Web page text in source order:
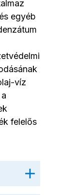
egyéb
víz
felelős